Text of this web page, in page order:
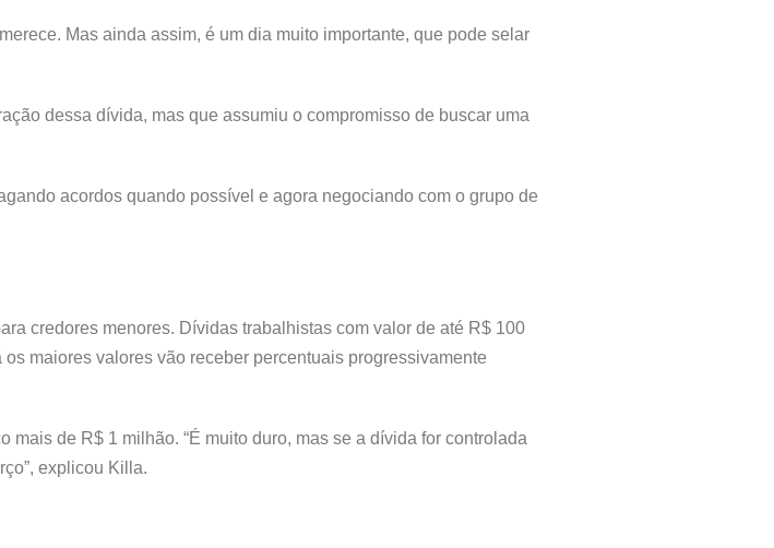
Mas ainda assim, é um dia muito importante, que pode selar
dessa dívida, mas que assumiu o compromisso de buscar uma
acordos quando possível e agora negociando com o grupo de
credores menores. Dívidas trabalhistas com valor de até R$ 100
maiores valores vão receber percentuais progressivamente
de R$ 1 milhão. “É muito duro, mas se a dívida for controlada
explicou Killa.